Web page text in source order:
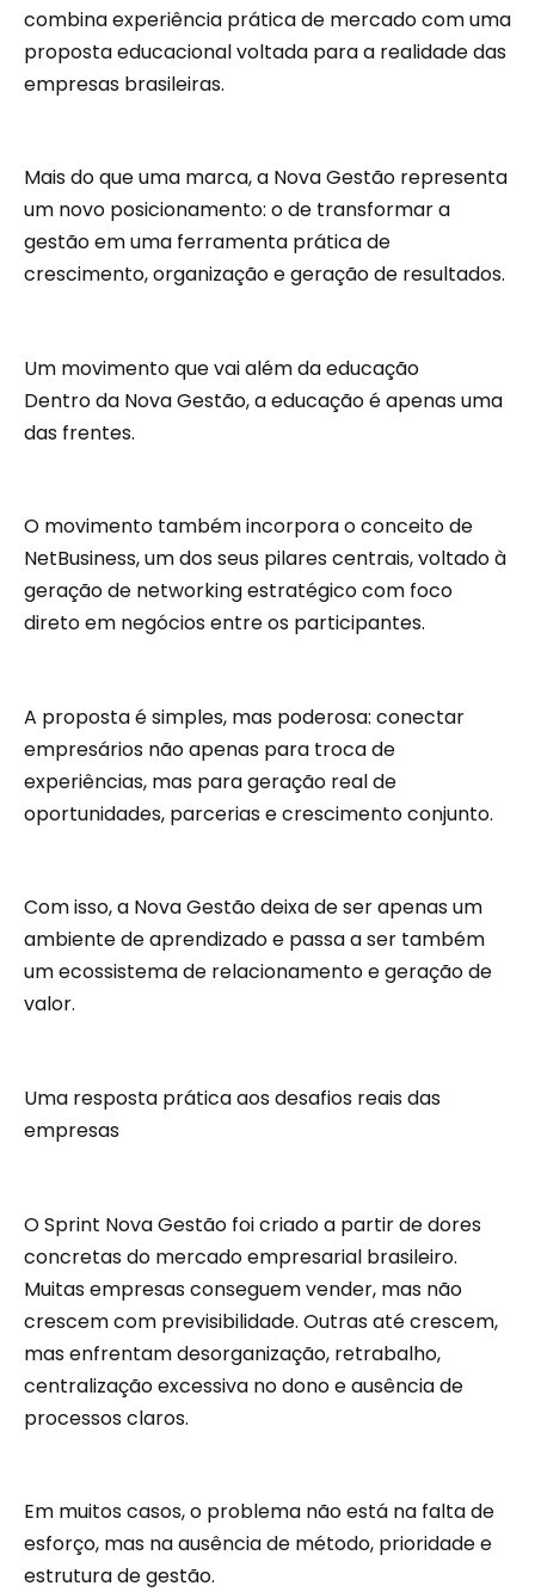
combina experiência prática de mercado com uma
proposta educacional voltada para a realidade das
empresas brasileiras.
Mais do que uma marca, a Nova Gestão representa
um novo posicionamento: o de transformar a
gestão em uma ferramenta prática de
crescimento, organização e geração de resultados.
Um movimento que vai além da educação
Dentro da Nova Gestão, a educação é apenas uma
das frentes.
O movimento também incorpora o conceito de
NetBusiness, um dos seus pilares centrais, voltado à
geração de networking estratégico com foco
direto em negócios entre os participantes.
A proposta é simples, mas poderosa: conectar
empresários não apenas para troca de
experiências, mas para geração real de
oportunidades, parcerias e crescimento conjunto.
Com isso, a Nova Gestão deixa de ser apenas um
ambiente de aprendizado e passa a ser também
um ecossistema de relacionamento e geração de
valor.
Uma resposta prática aos desafios reais das
empresas
O Sprint Nova Gestão foi criado a partir de dores
concretas do mercado empresarial brasileiro.
Muitas empresas conseguem vender, mas não
crescem com previsibilidade. Outras até crescem,
mas enfrentam desorganização, retrabalho,
centralização excessiva no dono e ausência de
processos claros.
Em muitos casos, o problema não está na falta de
esforço, mas na ausência de método, prioridade e
estrutura de gestão.